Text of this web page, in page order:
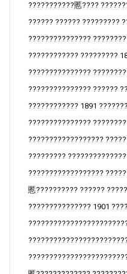
???????????慝????
?????? ?????? ?????????
???????????????
???????????? ?????????
???????????????
??????????????? ??????
???????????? 1891
???????????????
??????????????????
?????????
??????????????????
慝?????????? ??????
??????????????? 1901